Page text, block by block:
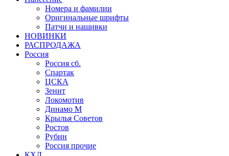
Номера и фамилии
Оригинальные шрифты
Патчи и нашивки
НОВИНКИ
РАСПРОДАЖА
Россия
Россия сб.
Спартак
ЦСКА
Зенит
Локомотив
Динамо М
Крылья Советов
Ростов
Рубин
Россия прочие